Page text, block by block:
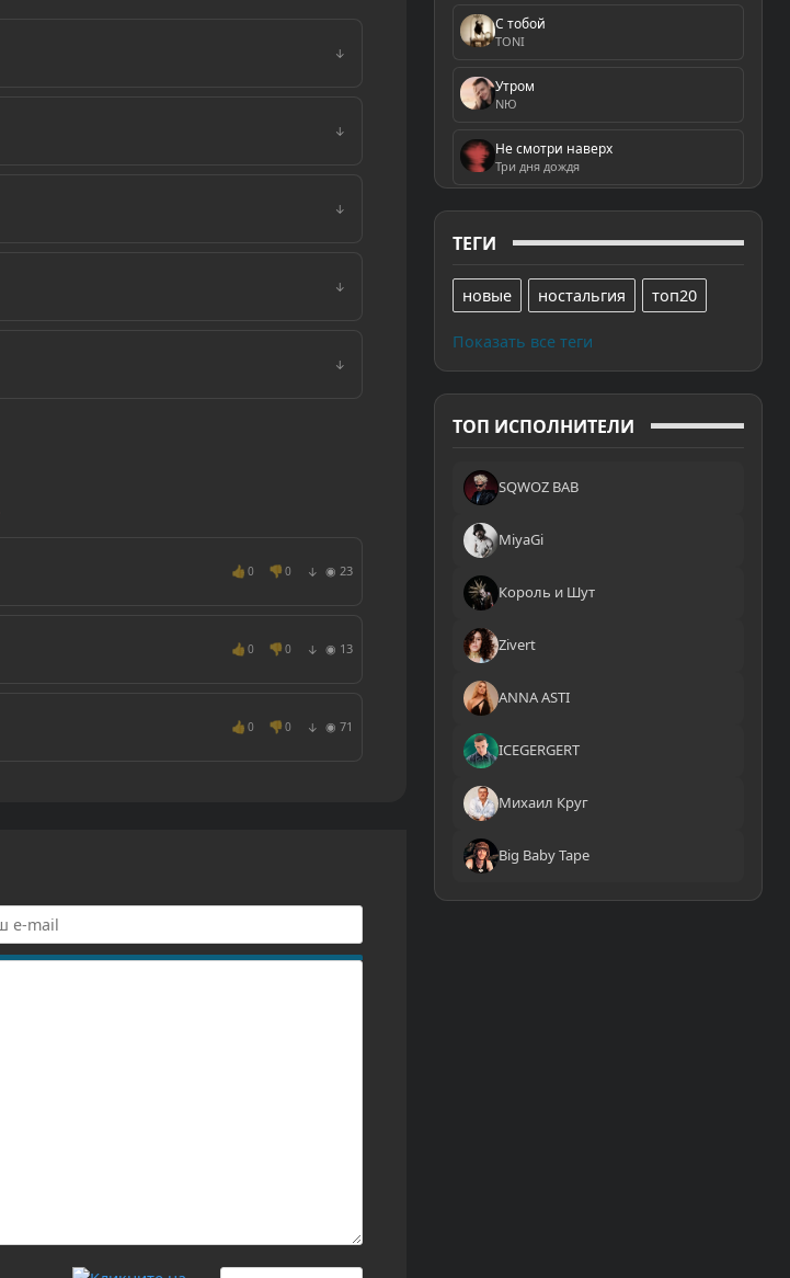
С тобой
TONI
Утром
NЮ
Не смотри наверх
Три дня дождя
ТЕГИ
новые ностальгия топ20
Показать все теги
ТОП ИСПОЛНИТЕЛИ
SQWOZ BAB
MiyaGi
Король и Шут
Zivert
ANNA ASTI
ICEGERGERT
Михаил Круг
Big Baby Tape
↓
↓
↓
↓
↓
👍 0 👎 0 ↓ ◉ 23
👍 0 👎 0 ↓ ◉ 13
👍 0 👎 0 ↓ ◉ 71